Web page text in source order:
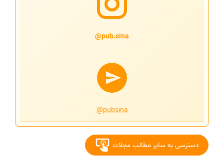
pub.sina@
@pubsina
دسترسی به سایر مطالب مجلات